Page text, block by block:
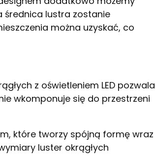
średnica lustra zostanie
można uzyskać, co
z oświetleniem LED pozwala
wkomponuje się do przestrzeni
które tworzy spójną formę wraz
luster okrągłych